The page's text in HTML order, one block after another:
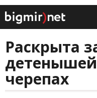
Раскрыта
черепах